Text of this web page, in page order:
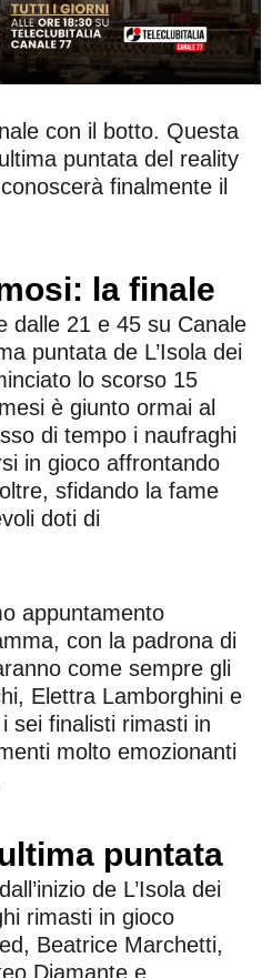
con il botto. Questa
puntata del reality
finalmente il
la finale
dalle 21 e 45 su Canale
puntata de L’Isola dei
lo scorso 15
è giunto ormai al
di tempo i naufraghi
in gioco affrontando
sfidando la fame
doti di
appuntamento
con la padrona di
come sempre gli
Elettra Lamborghini e
sei finalisti rimasti in
molto emozionanti
puntata
de L’Isola dei
rimasti in gioco
Beatrice Marchetti,
Diamante e